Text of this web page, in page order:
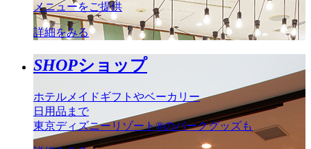
メニューをご提供
詳細をみる
SHOPショップ
ホテルメイドギフトやベーカリー
日用品まで
東京ディズニーリゾート®のパークグッズも